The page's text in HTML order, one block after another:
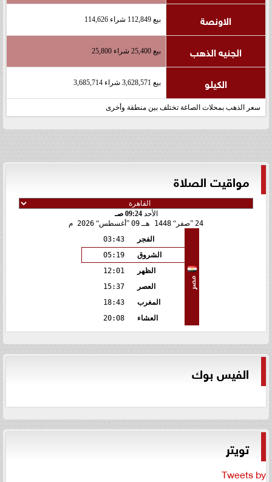
الاونصة بيع 112,849 شراء 114,626
الجنيه الذهب بيع 25,400 شراء 25,800
الكيلو بيع 3,628,571 شراء 3,685,714
سعر الذهب بمحلات الصاغة تختلف بين منطقة وأخرى
مواقيت الصلاة
الأحد09:24 صـ
24 صفر 1448 هـ 09 أغسطس 2026 م
مصر
الفجر
03:43
الشروق
05:19
الظهر
12:01
العصر
15:37
المغرب
18:43
العشاء
20:08
الفيس بوك
تويتر
Tweets by